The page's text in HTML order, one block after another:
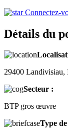
Connectez-
Détails du
29400 Landivisiau,
Secteur :
BTP gros œuvre
Type